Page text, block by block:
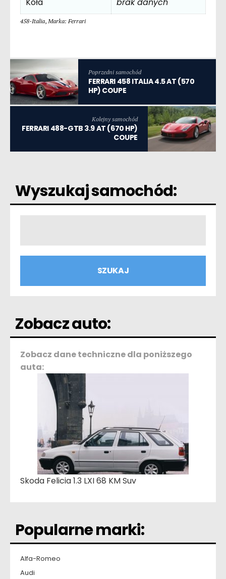
458-Italia, Marka: Ferrari
Poprzedni samochód
FERRARI 458 ITALIA 4.5 AT (570
HP) COUPE
Kolejny samochód
FERRARI 488-GTB 3.9 AT (670 HP)
COUPE
Wyszukaj samochód:
Zobacz auto:
Zobacz dane techniczne dla poniższego
auta:
Skoda Felicia 1.3 LXI 68 KM Suv
Popularne marki:
Alfa-Romeo
Audi